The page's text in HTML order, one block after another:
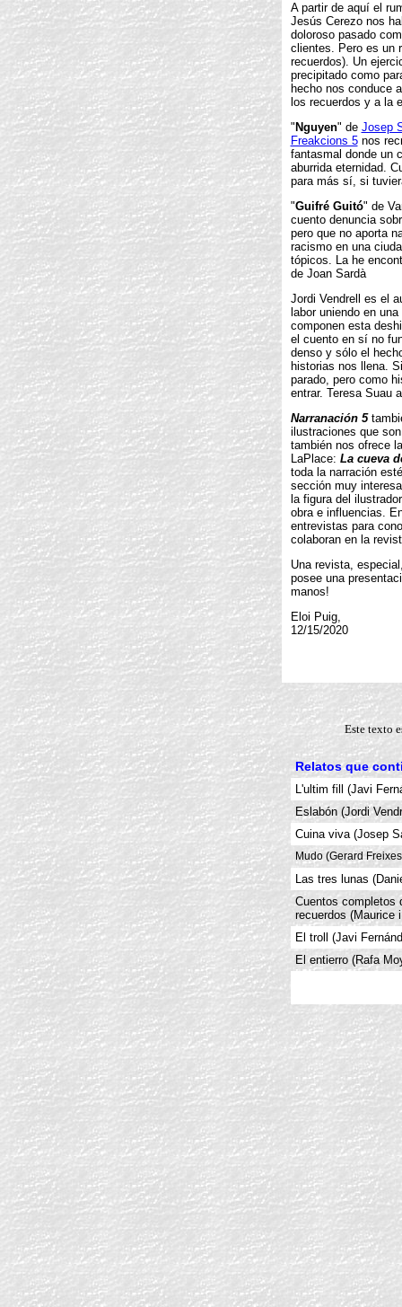
A partir de aquí el
Jesús Cerezo nos
doloroso pasado
clientes. Pero es un
recuerdos). Un
precipitado como
hecho nos conduce
los recuerdos y a la
" Nguyen" de Josep
Freakcions 5nos
fantasmal donde un
aburrida eternidad.
para más sí, si
"Guifré Guitó" de
cuento denuncia
pero que no aporta
racismo en una
tópicos. La he
de Joan Sardà
Jordi Vendrell es el
labor uniendo en
componen esta
el cuento en sí no
denso y sólo el
historias nos llena.
parado, pero como
entrar. Teresa Suau
Narranación 5
ilustraciones que
también nos ofrece
LaPlace: La cueva
toda la narración
sección muy
la figura del
obra e influencias.
entrevistas para
colaboran en la
Una revista,
posee una
manos!
Eloi Puig,
12/15/2020
Este texto
Relatos que
L'ultim fill (Javi
Eslabón (Jordi
Cuina viva (Josep
Mudo (Gerard
Las tres lunas
Cuentos completos
recuerdos (Maurice
El troll (Javi
El entierro (Rafa